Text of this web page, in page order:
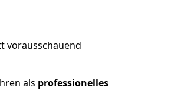
vorausschauend
als professionelles